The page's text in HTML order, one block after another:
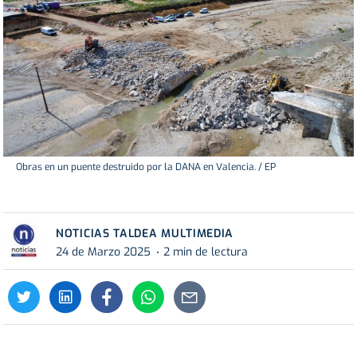
Obras en un puente destruido por la DANA en Valencia. / EP
NOTICIAS TALDEA MULTIMEDIA
24 de Marzo 2025
2 min de lectura